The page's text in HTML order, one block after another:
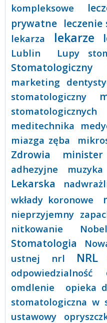
kompleksowe
prywatne
lekarza lekarze
Lublin
Lupy
Stomatologiczny
marketing
stomatologiczny
stomatologicznych
meditechnika
miazga zęba
Zdrowia
minister
adhezyjne
muzyka
Lekarska
wkłady koronowe
nieprzyjemny
nitkowanie
Stomatologia
ustnej nrl NRL
odpowiedzialność
omdlenie
opieka
stomatologiczna w
ustawowy